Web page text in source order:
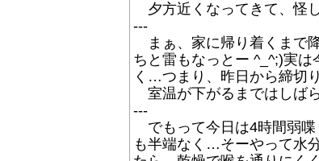
夕方近くなってきて、怪
---
まぁ、家に帰り着くまで
ちと雷もなっとー ^_^;)実
く…つまり、昨日から締切
室温が下がるまではしば
---
でもって今日は4時間弱喋
も半端なく…そーやって水